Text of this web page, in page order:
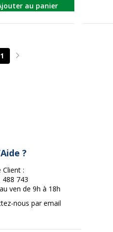
au panier
précédente
1 Page suivante
?
Client :
488 743
ven de 9h à 18h
nous par email